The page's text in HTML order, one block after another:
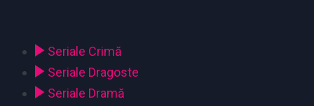
Seriale Crimă
Seriale Dragoste
Seriale Dramă